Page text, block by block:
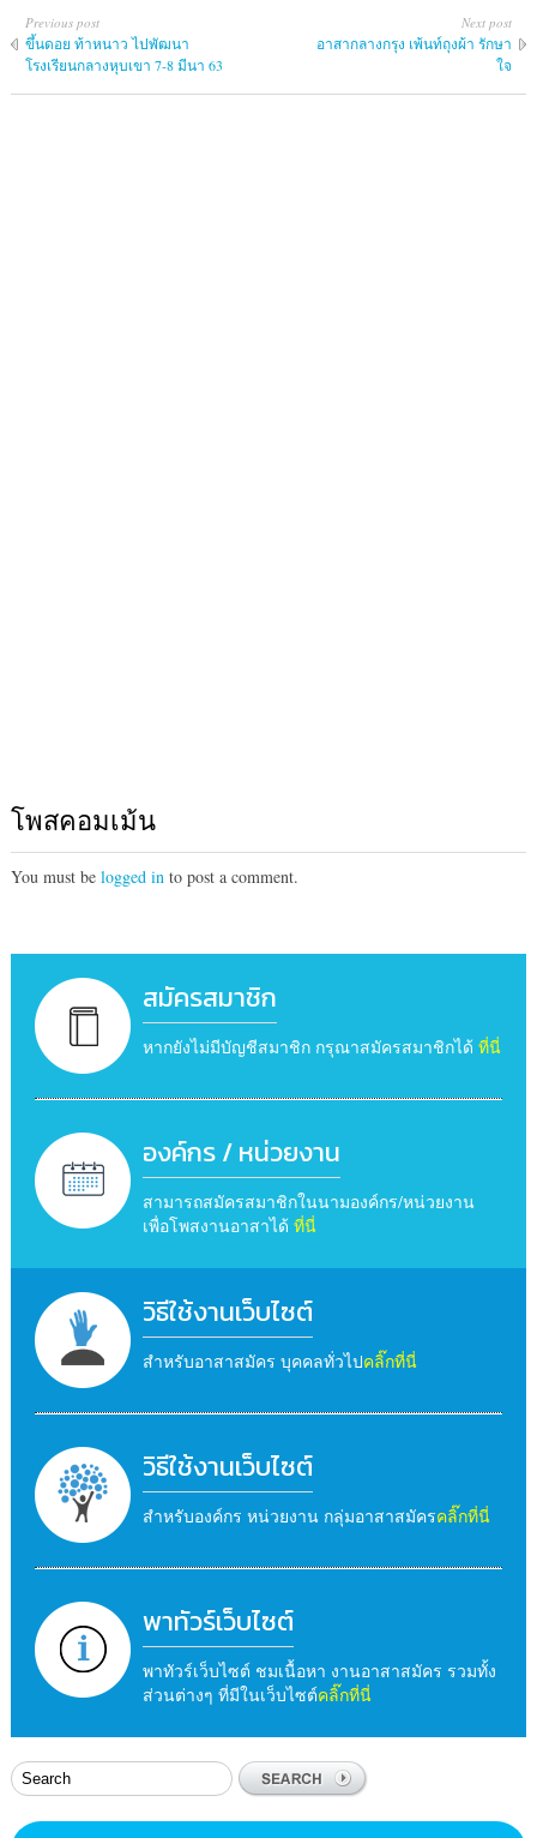
Previous post
ขึ้นดอย ท้าหนาว ไปพัฒนา
โรงเรียนกลางหุบเขา 7-8 มีนา 63
Next post
อาสากลางกรุง เพ้นท์ถุงผ้า รักษา
ใจ
โพสคอมเม้น
You must be logged into post a comment.
สมัครสมาชิก
หากยังไม่มีบัญชีสมาชิก กรุณาสมัครสมาชิกได้ ที่นี่
องค์กร / หน่วยงาน
สามารถสมัครสมาชิกในนามองค์กร/หน่วยงาน
เพื่อโพสงานอาสาได้ ที่นี่
วิธีใช้งานเว็บไซต์
สำหรับอาสาสมัคร บุคคลทั่วไปคลิ๊กที่นี่
วิธีใช้งานเว็บไซต์
สำหรับองค์กร หน่วยงาน กลุ่มอาสาสมัครคลิ๊กที่นี่
พาทัวร์เว็บไซต์
พาทัวร์เว็บไซต์ ชมเนื้อหา งานอาสาสมัคร รวมทั้ง
ส่วนต่างๆ ที่มีในเว็บไซต์คลิ๊กที่นี่